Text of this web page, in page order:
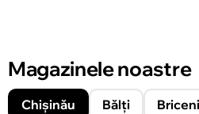
pentru proiecte creative avansate.
🖥️ Ecran care impresionează:
Magazinele noastre
Chișinău Bălți Briceni